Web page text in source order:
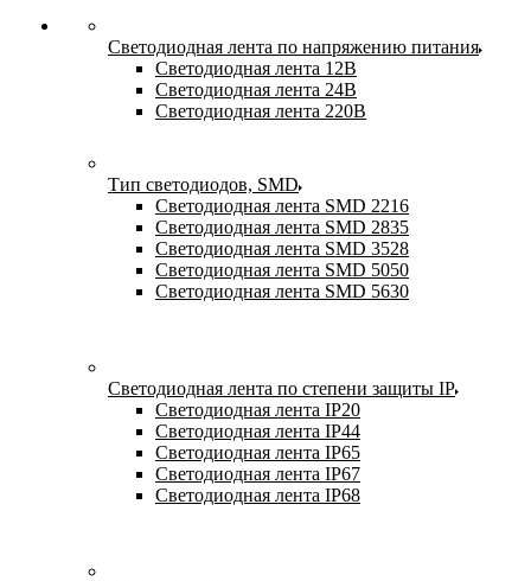
Светодиодная лента по напряжению питания
Светодиодная лента 12В
Светодиодная лента 24В
Светодиодная лента 220В
Тип светодиодов, SMD
Cветодиодная лента SMD 2216
Светодиодная лента SMD 2835
Светодиодная лента SMD 3528
Светодиодная лента SMD 5050
Светодиодная лента SMD 5630
Светодиодная лента по степени защиты IP
Светодиодная лента IP20
Светодиодная лента IP44
Светодиодная лента IP65
Светодиодная лента IP67
Светодиодная лента IP68